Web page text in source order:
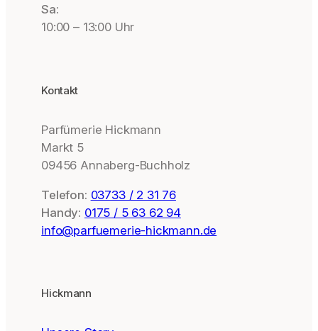
Sa:
10:00 – 13:00 Uhr
Kontakt
Parfümerie Hickmann
Markt 5
09456 Annaberg-Buchholz
Telefon: 03733 / 2 31 76
Handy: 0175 / 5 63 62 94
info@parfuemerie-hickmann.de
Hickmann